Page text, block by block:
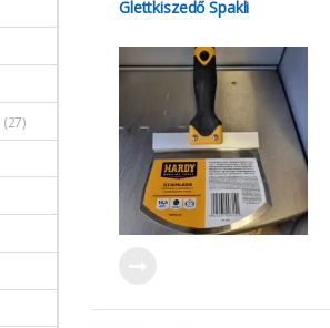
Glettkiszedő Spakli
(27)